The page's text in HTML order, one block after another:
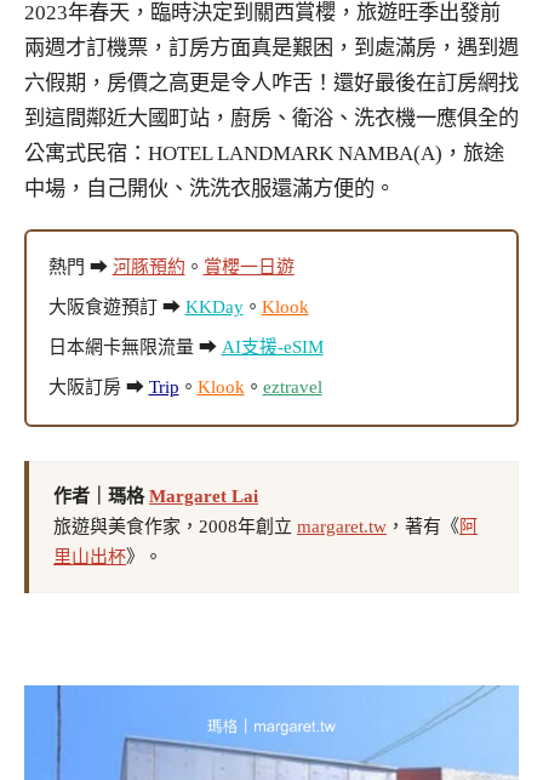
2023年春天，臨時決定到關西賞櫻，旅遊旺季出發前
兩週才訂機票，訂房方面真是艱困，到處滿房，遇到週
六假期，房價之高更是令人咋舌！還好最後在訂房網找
到這間鄰近大國町站，廚房、衛浴、洗衣機一應俱全的
公寓式民宿：HOTEL LANDMARK NAMBA(A)，旅途
中場，自己開伙、洗洗衣服還滿方便的。
熱門 ➡ 河豚預約 。 賞櫻一日遊
大阪食遊預訂 ➡ KKDay。 Klook
日本網卡無限流量 ➡ AI支援-eSIM
大阪訂房 ➡ Trip 。 Klook。 eztravel
作者｜瑪格Margaret Lai
旅遊與美食作家，2008年創立 margaret.tw ，著有《阿
里山出杯》。